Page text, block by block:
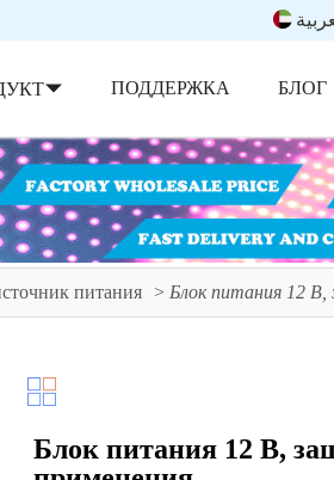
ПОДДЕРЖКА БЛОГ
питания Блок питания 12
Блок питания 12 В,